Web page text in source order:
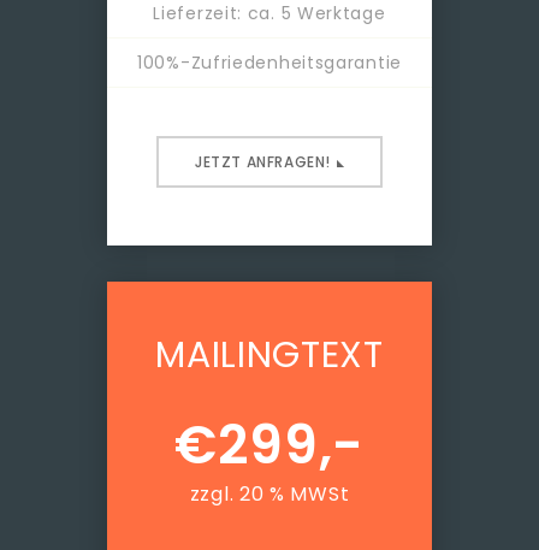
Lieferzeit: ca. 5 Werktage
100%-Zufriedenheitsgarantie
JETZT ANFRAGEN!
MAILINGTEXT
€299,-
zzgl. 20 % MWSt